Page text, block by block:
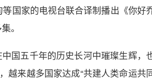
国家的电视台联合译制播出《你好
。
国五千年的历史长河中璀璨生辉，
越来越多国家达成“共建人类命运共